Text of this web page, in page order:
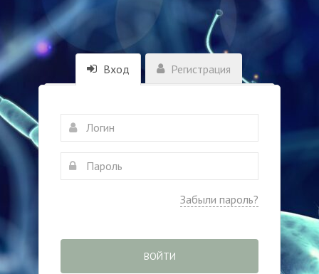
Вход Регистрация
Забыли пароль?
ВОЙТИ